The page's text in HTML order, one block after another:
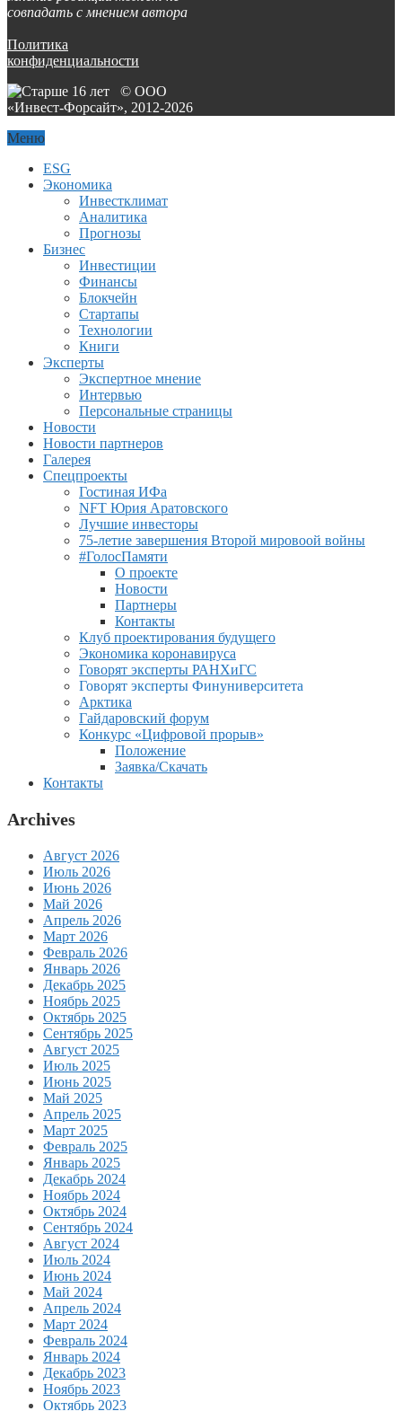
совпадать с мнением автора
Политика
конфиденциальности
© ООО
«Инвест-Форсайт», 2012-2026
Меню
ESG
Экономика
Инвестклимат
Аналитика
Прогнозы
Бизнес
Инвестиции
Финансы
Блокчейн
Стартапы
Технологии
Книги
Эксперты
Экспертное мнение
Интервью
Персональные страницы
Новости
Новости партнеров
Галерея
Спецпроекты
Гостиная ИФа
NFT Юрия Аратовского
Лучшие инвесторы
75-летие завершения Второй мировоой войны
#ГолосПамяти
О проекте
Новости
Партнеры
Контакты
Клуб проектирования будущего
Экономика коронавируса
Говорят эксперты РАНХиГС
Говорят эксперты Финуниверситета
Арктика
Гайдаровский форум
Конкурс «Цифровой прорыв»
Положение
Заявка/Скачать
Контакты
Archives
Август 2026
Июль 2026
Июнь 2026
Май 2026
Апрель 2026
Март 2026
Февраль 2026
Январь 2026
Декабрь 2025
Ноябрь 2025
Октябрь 2025
Сентябрь 2025
Август 2025
Июль 2025
Июнь 2025
Май 2025
Апрель 2025
Март 2025
Февраль 2025
Январь 2025
Декабрь 2024
Ноябрь 2024
Октябрь 2024
Сентябрь 2024
Август 2024
Июль 2024
Июнь 2024
Май 2024
Апрель 2024
Март 2024
Февраль 2024
Январь 2024
Декабрь 2023
Ноябрь 2023
Октябрь 2023